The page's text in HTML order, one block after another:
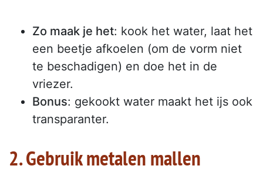
Zo maak je het: kook het water, laat het
een beetje afkoelen (om de vorm niet
te beschadigen) en doe het in de
vriezer.
Bonus: gekookt water maakt het ijs ook
transparanter.
2. Gebruik metalen mallen